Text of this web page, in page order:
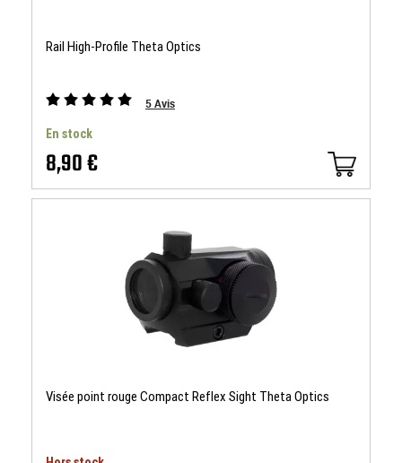
Rail High-Profile Theta Optics
5Avis
En stock
8,90 €
Visée point rouge Compact Reflex Sight Theta Optics